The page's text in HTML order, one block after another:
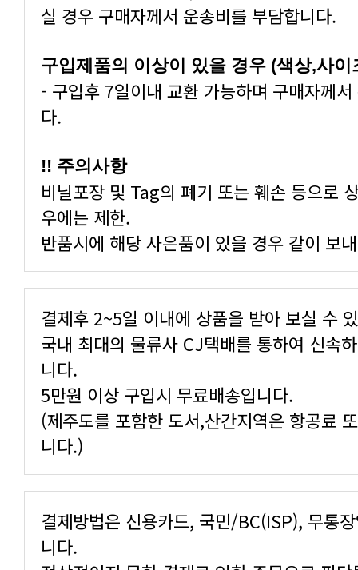
실 경우 구매자께서 운송비를 부담합니다.
구입제품의 이상이 있을 경우 (색상,사
다.
!! 주의사항
우에는 제한.
반품시에 해당 사은품이 있을 경우 같이 보
결제후 2~5일 이내에 상품을 받아 보실 수
니다.
5만원 이상 구입시 무료배송입니다.
니다.)
니다.